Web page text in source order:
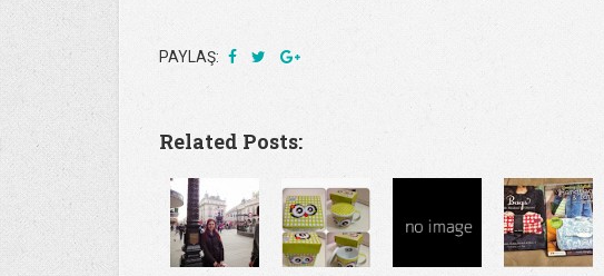
PAYLAŞ:
Related Posts: